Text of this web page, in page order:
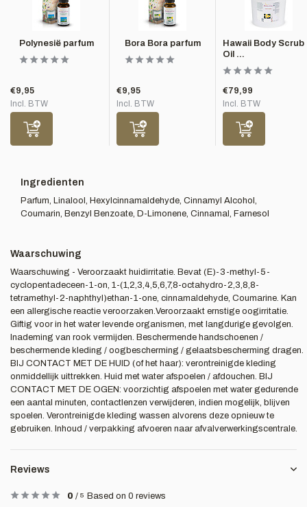
Polynesië parfum
€9,95
Incl. BTW
Bora Bora parfum
€9,95
Incl. BTW
Hawaii Body Scrub
Oil ...
€79,99
Incl. BTW
Ingredienten
Parfum, Linalool, Hexylcinnamaldehyde, Cinnamyl Alcohol,
Coumarin, Benzyl Benzoate, D-Limonene, Cinnamal, Farnesol
Waarschuwing
Waarschuwing - Veroorzaakt huidirritatie. Bevat (E)-3-methyl-5-
cyclopentadeceen-1-on, 1-(1,2,3,4,5,6,7,8-octahydro-2,3,8,8-
tetramethyl-2-naphthyl)ethan-1-one, cinnamaldehyde, Coumarine. Kan
een allergische reactie veroorzaken.Veroorzaakt ernstige oogirritatie.
Giftig voor in het water levende organismen, met langdurige gevolgen.
Inademing van rook vermijden. Beschermende handschoenen /
beschermende kleding / oogbescherming / gelaatsbescherming dragen.
BIJ CONTACT MET DE HUID (of het haar): verontreinigde kleding
onmiddellijk uittrekken. Huid met water afspoelen / afdouchen. BIJ
CONTACT MET DE OGEN: voorzichtig afspoelen met water gedurende
een aantal minuten, contactlenzen verwijderen, indien mogelijk, blijven
spoelen. Verontreinigde kleding wassen alvorens deze opnieuw te
gebruiken. Inhoud / verpakking afvoeren naar afvalverwerkingscentrale.
Reviews
0 / 5 Based on 0 reviews